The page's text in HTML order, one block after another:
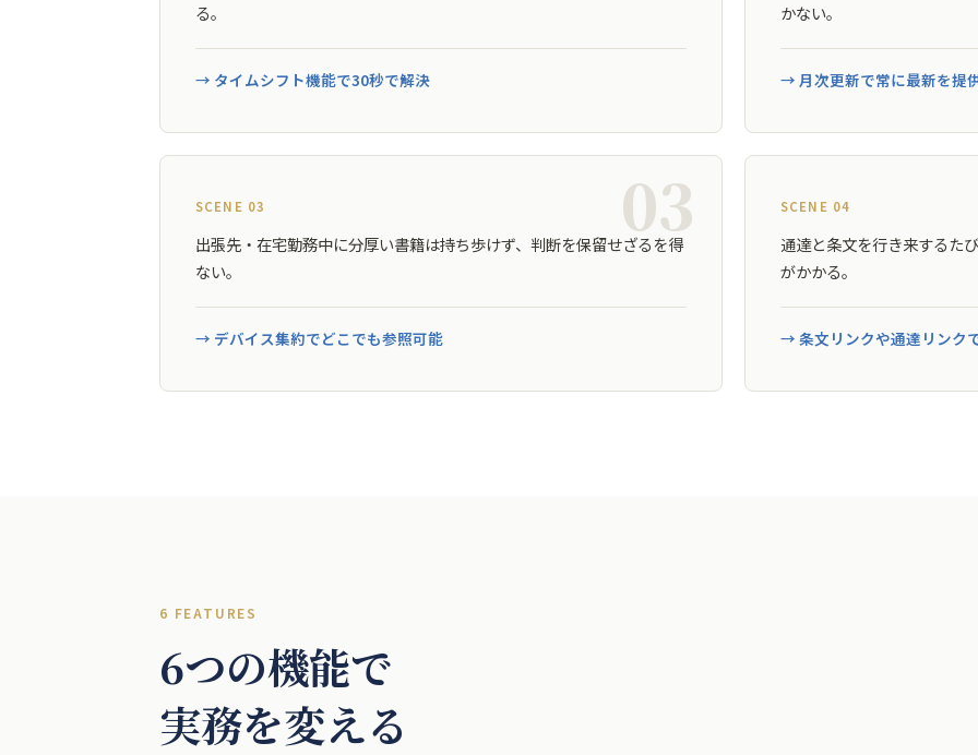
る。
→ タイムシフト機能で30秒で解決
かない。
→ 月次更新で常に最新を提
03
SCENE 03
出張先・在宅勤務中に分厚い書籍は持ち歩けず、判断を保留せざるを得
ない。
→ デバイス集約でどこでも参照可能
SCENE 04
通達と条文を行き来するた
がかかる。
→ 条文リンクや通達リンク
6 FEATURES
6つの機能で
実務を変える